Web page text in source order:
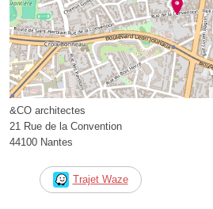
&CO architectes
21 Rue de la Convention
44100 Nantes
Trajet Waze